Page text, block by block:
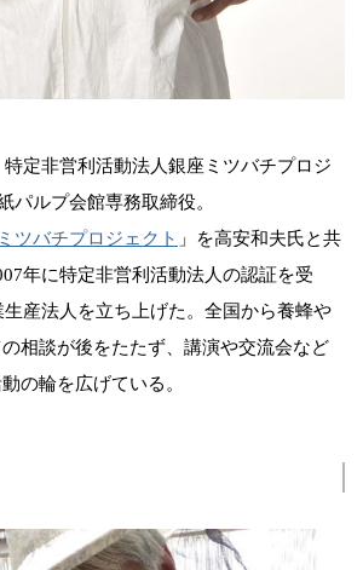
定非営利活動法人銀座ミツバチプロジ
パルプ会館専務取締役。
ツバチプロジェクト 」を高安和夫氏と共
年に特定非営利活動法人の認証を受
産法人を立ち上げた。全国から養蜂や
相談が後をたたず、講演や交流会など
の輪を広げている。